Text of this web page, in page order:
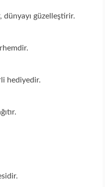
dünyayı güzelleştirir.
hediyedir.